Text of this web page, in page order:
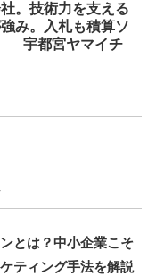
。技術力を支える
み。入札も積算ソ
宇都宮ヤマイチ
とは？中小企業こそ
ティング手法を解説